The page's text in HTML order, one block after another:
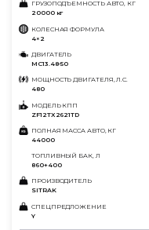
ГРУЗОПОДЪЕМНОСТЬ АВТО, КГ
20000 кг
КОЛЕСНАЯ ФОРМУЛА
4×2
ДВИГАТЕЛЬ
MC13.48-50
МОЩНОСТЬ ДВИГАТЕЛЯ, Л.С.
480
МОДЕЛЬ КПП
ZF12TX2621TD
ПОЛНАЯ МАССА АВТО, КГ
44000
ТОПЛИВНЫЙ БАК, Л
860+400
ПРОИЗВОДИТЕЛЬ
SITRAK
СПЕЦПРЕДЛОЖЕНИЕ
Y